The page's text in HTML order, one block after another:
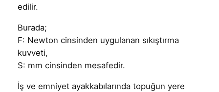
edilir.
Burada;
F: Newton cinsinden uygulanan sıkıştırma
kuvveti,
S: mm cinsinden mesafedir.
İş ve emniyet ayakkabılarında topuğun yere